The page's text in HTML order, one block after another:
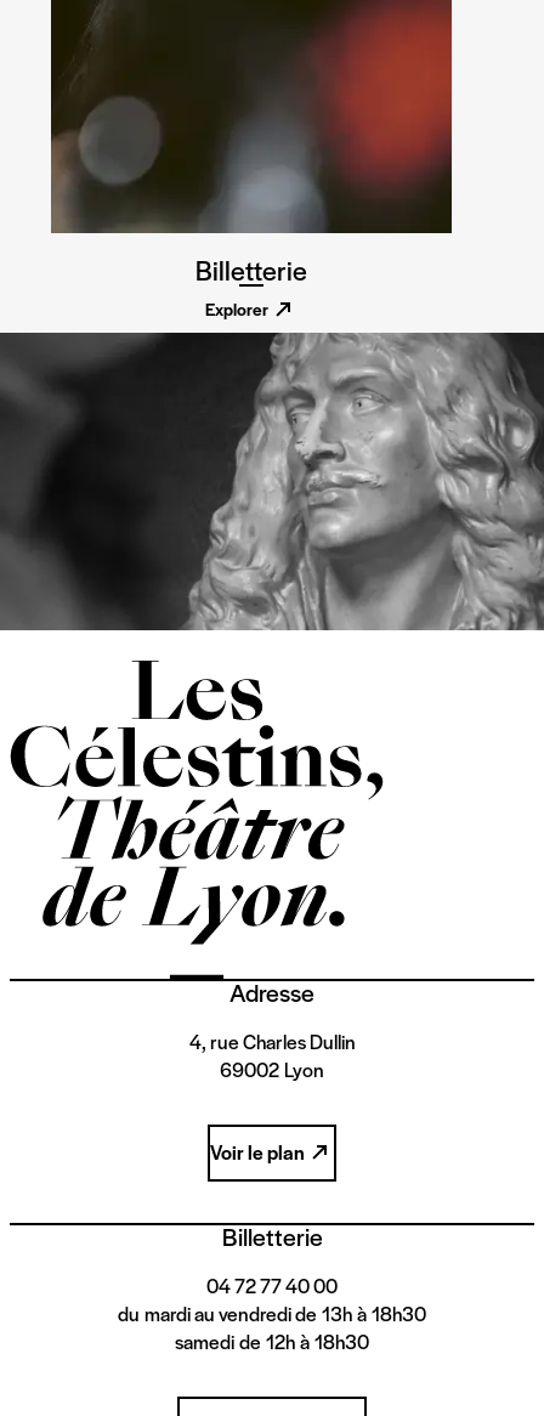
Billetterie
Explorer
Adresse
4, rue Charles Dullin
69002 Lyon
Voir le plan
Billetterie
04 72 77 40 00
du mardi au vendredi de 13h à 18h30
samedi de 12h à 18h30